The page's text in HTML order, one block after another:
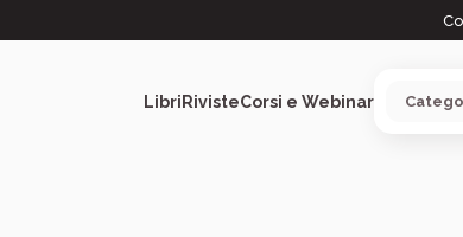
LibriRivisteCorsi e Webinar